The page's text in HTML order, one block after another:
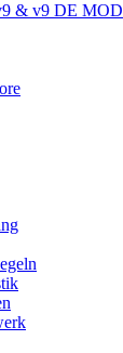
& v9 DE MOD